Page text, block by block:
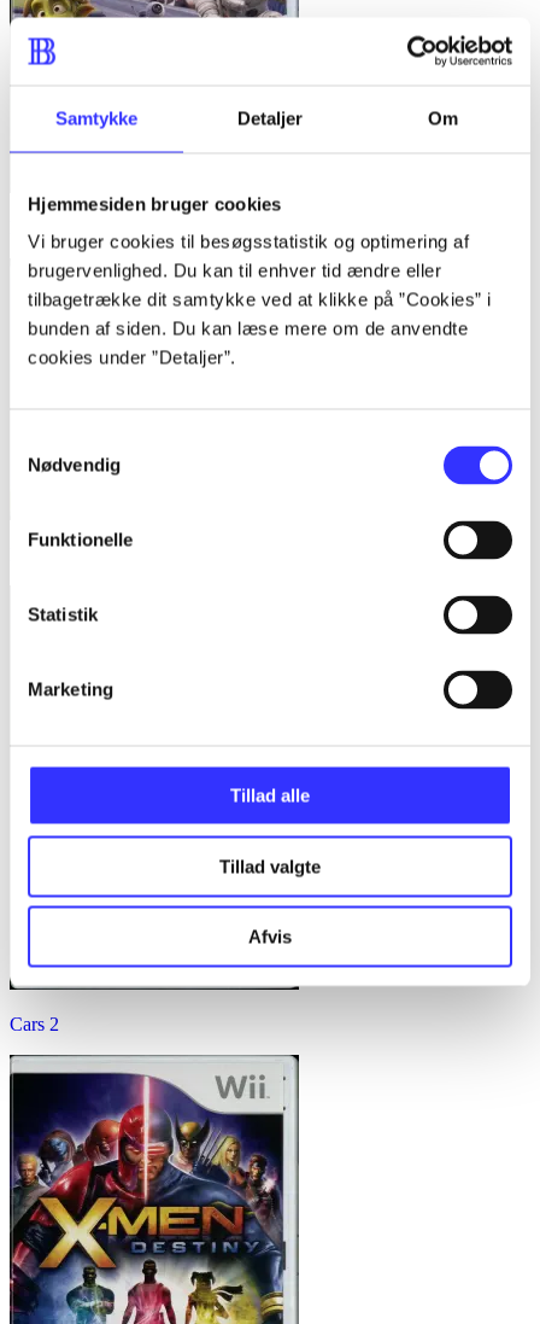
Samtykke Detaljer Om
Hjemmesiden bruger cookies
Vi bruger cookies til besøgsstatistik og optimering af
brugervenlighed. Du kan til enhver tid ændre eller
tilbagetrække dit samtykke ved at klikke på ”Cookies” i
bunden af siden. Du kan læse mere om de anvendte
cookies under ”Detaljer”.
Nødvendig
Funktionelle
Statistik
Marketing
Tillad alle
Tillad valgte
Afvis
Cars 2